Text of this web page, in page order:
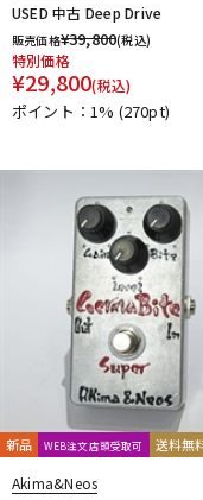
USED 中古 Deep Drive
販売価格¥39,800(税込)
特別価格
¥29,800(税込)
ポイント：1% (270pt)
新品 WEB注文店頭受取可 送料無
Akima&Neos